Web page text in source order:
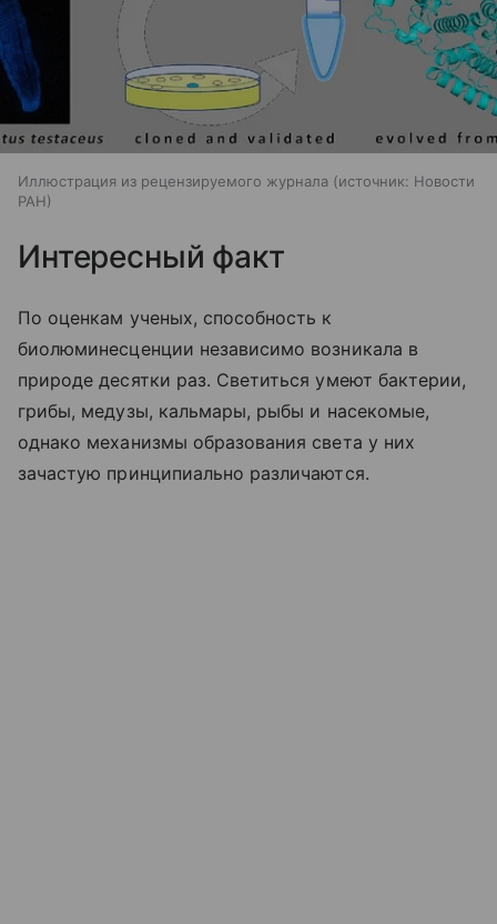
Иллюстрация из рецензируемого журнала источник: Новости
РАН
Интересный факт
По оценкам ученых, способность к
биолюминесценции независимо возникала в
природе десятки раз. Светиться умеют бактерии,
грибы, медузы, кальмары, рыбы и насекомые,
однако механизмы образования света у них
зачастую принципиально различаются.